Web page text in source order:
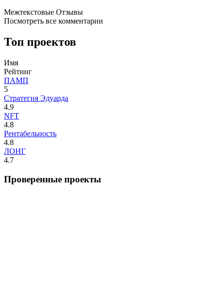
Межтекстовые Отзывы
Посмотреть все комментарии
Топ проектов
Имя
Рейтинг
ПАМП
5
Стратегия Эдуарда
4.9
NFT
4.8
Рентабельность
4.8
ЛОНГ
4.7
Проверенные проекты